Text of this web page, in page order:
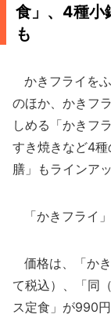
食」、4種小
も
かきフライを
のほか、かきフ
しめる「かきフ
すき焼きなど4
膳」もラインア
「かきフライ」
価格は、「か
て税込）、「同
ス定食」が990